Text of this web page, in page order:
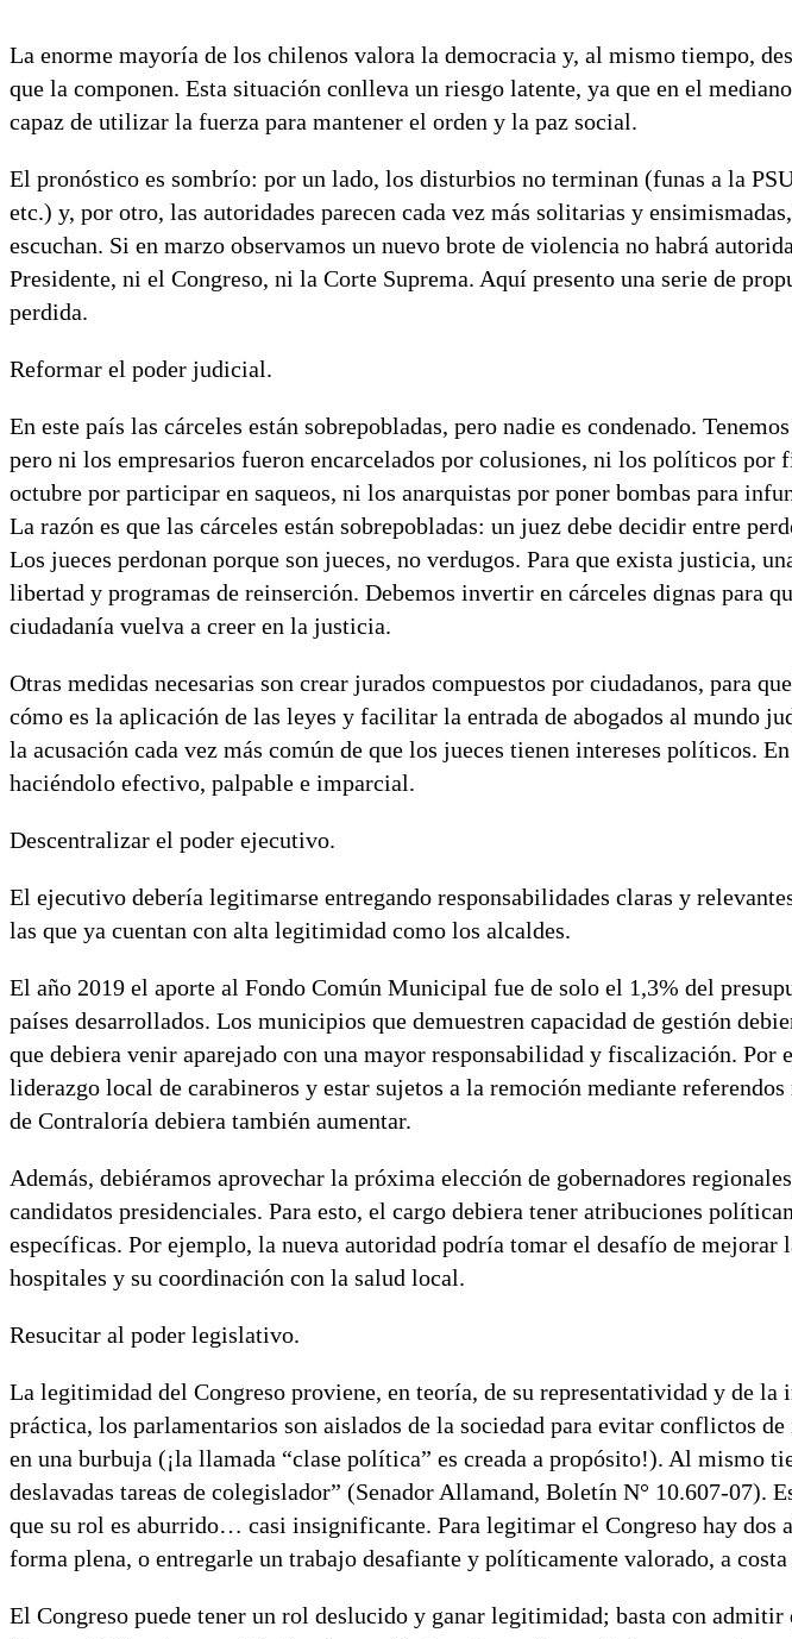
La enorme mayoría de los chilenos valora la democracia y, al mismo tiempo,
que la componen. Esta situación conlleva un riesgo latente, ya que en el
capaz de utilizar la fuerza para mantener el orden y la paz social.
El pronóstico es sombrío: por un lado, los disturbios no terminan (funas a la
etc.) y, por otro, las autoridades parecen cada vez más solitarias y
escuchan. Si en marzo observamos un nuevo brote de violencia no habrá
Presidente, ni el Congreso, ni la Corte Suprema. Aquí presento una serie de
perdida.
Reformar el poder judicial.
En este país las cárceles están sobrepobladas, pero nadie es condenado.
pero ni los empresarios fueron encarcelados por colusiones, ni los políticos
octubre por participar en saqueos, ni los anarquistas por poner bombas para
La razón es que las cárceles están sobrepobladas: un juez debe decidir entre
Los jueces perdonan porque son jueces, no verdugos. Para que exista justicia,
libertad y programas de reinserción. Debemos invertir en cárceles dignas para
ciudadanía vuelva a creer en la justicia.
Otras medidas necesarias son crear jurados compuestos por ciudadanos, para
cómo es la aplicación de las leyes y facilitar la entrada de abogados al mundo
la acusación cada vez más común de que los jueces tienen intereses políticos.
haciéndolo efectivo, palpable e imparcial.
Descentralizar el poder ejecutivo.
El ejecutivo debería legitimarse entregando responsabilidades claras y
las que ya cuentan con alta legitimidad como los alcaldes.
El año 2019 el aporte al Fondo Común Municipal fue de solo el 1,3% del
países desarrollados. Los municipios que demuestren capacidad de gestión
que debiera venir aparejado con una mayor responsabilidad y fiscalización. Por
liderazgo local de carabineros y estar sujetos a la remoción mediante
de Contraloría debiera también aumentar.
Además, debiéramos aprovechar la próxima elección de gobernadores
candidatos presidenciales. Para esto, el cargo debiera tener atribuciones
específicas. Por ejemplo, la nueva autoridad podría tomar el desafío de mejorar
hospitales y su coordinación con la salud local.
Resucitar al poder legislativo.
La legitimidad del Congreso proviene, en teoría, de su representatividad y de la
práctica, los parlamentarios son aislados de la sociedad para evitar conflictos
en una burbuja (¡la llamada “clase política” es creada a propósito!). Al mismo
deslavadas tareas de colegislador” (Senador Allamand, Boletín N° 10.607-07).
que su rol es aburrido… casi insignificante. Para legitimar el Congreso hay dos
forma plena, o entregarle un trabajo desafiante y políticamente valorado, a
El Congreso puede tener un rol deslucido y ganar legitimidad; basta con